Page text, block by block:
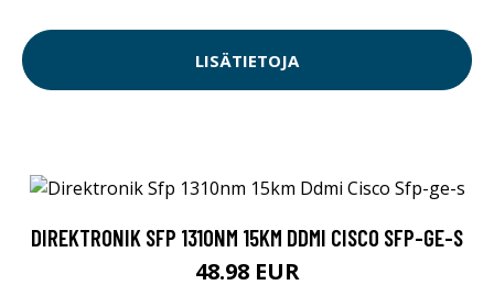
LISÄTIETOJA
DIREKTRONIK SFP 1310NM 15KM DDMI CISCO SFP-GE-S
48.98 EUR